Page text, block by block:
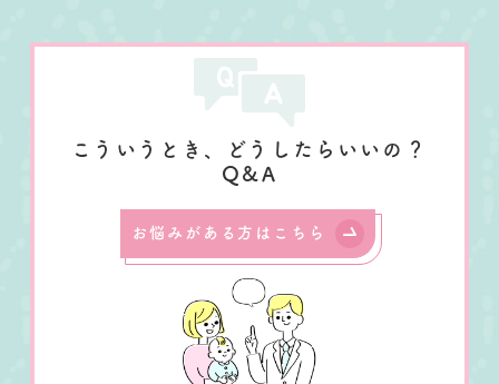
こういうとき、どうしたらいいの？
Q&A
お悩みがある方はこちら